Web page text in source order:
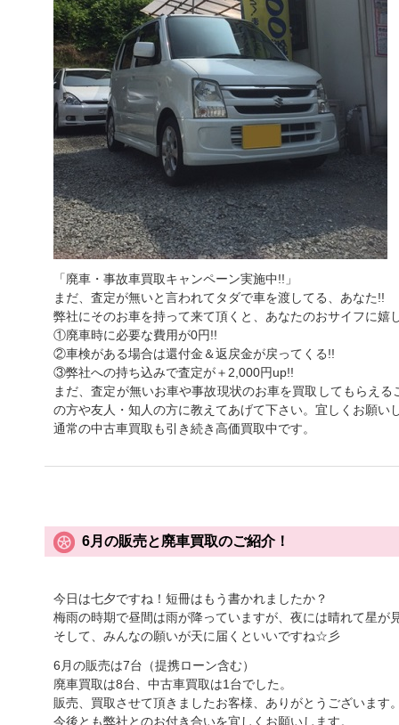
「廃車・事故車買取キャンペーン実施中!!」
まだ、査定が無いと言われてタダで車を渡してる、あなた!!
弊社にそのお車を持って来て頂くと、あなたのおサイフに嬉
①廃車時に必要な費用が0円!!
②車検がある場合は還付金＆返戻金が戻ってくる!!
③弊社への持ち込みで査定が＋2,000円up!!
まだ、査定が無いお車や事故現状のお車を買取してもらえ
の方や友人・知人の方に教えてあげて下さい。宜しくお願い
通常の中古車買取も引き続き高価買取中です。
6月の販売と廃車買取のご紹介！
今日は七夕ですね！短冊はもう書かれましたか？
梅雨の時期で昼間は雨が降っていますが、夜には晴れて星が
そして、みんなの願いが天に届くといいですね☆彡
6月の販売は7台（提携ローン含む）
廃車買取は8台、中古車買取は1台でした。
販売、買取させて頂きましたお客様、ありがとうございます
今後とも弊社とのお付き合いを宜しくお願いします。